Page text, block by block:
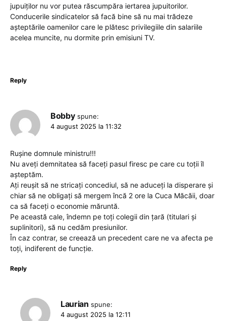
jupuiților nu vor putea răscumpăra iertarea jupuitorilor.
Conducerile sindicatelor să facă bine să nu mai trădeze
așteptările oamenilor care le plătesc privilegiile din salariile
acelea muncite, nu dormite prin emisiuni TV.
Reply
Bobby spune:
4 august 2025 la 11:32
Rușine domnule ministru!!!
Nu aveți demnitatea să faceți pasul firesc pe care cu toții îl
așteptăm.
Ați reușit să ne stricați concediul, să ne aduceți la disperare și
chiar să ne obligați să mergem încă 2 ore la Cuca Măcăii, doar
ca să faceți o economie măruntă.
Pe această cale, îndemn pe toți colegii din țară (titulari și
suplinitori), să nu cedăm presiunilor.
În caz contrar, se creează un precedent care ne va afecta pe
toți, indiferent de funcție.
Reply
Laurian spune:
4 august 2025 la 12:11